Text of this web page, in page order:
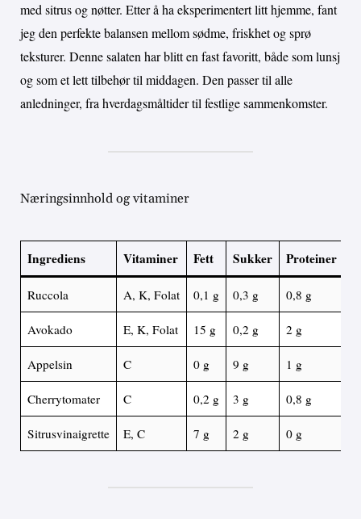
med sitrus og nøtter. Etter å ha eksperimentert litt hjemme, fant
jeg den perfekte balansen mellom sødme, friskhet og sprø
teksturer. Denne salaten har blitt en fast favoritt, både som lunsj
og som et lett tilbehør til middagen. Den passer til alle
anledninger, fra hverdagsmåltider til festlige sammenkomster.
Næringsinnhold og vitaminer
Ingrediens Vitaminer Fett Sukker Proteiner
Ruccola A, K, Folat 0,1 g 0,3 g 0,8 g
Avokado E, K, Folat 15 g 0,2 g 2 g
Appelsin C 0 g 9 g 1 g
Cherrytomater C 0,2 g 3 g 0,8 g
Sitrusvinaigrette E, C 7 g 2 g 0 g